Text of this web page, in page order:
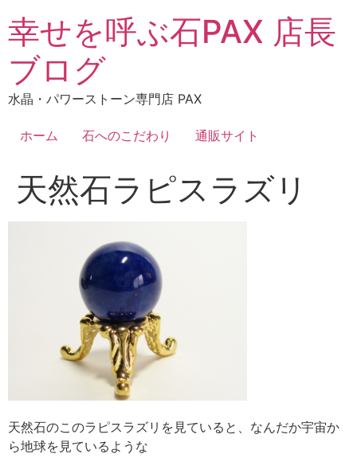
ン
ン
に
幸せを呼ぶ石PAX 店長
ブログ
水晶・パワーストーン専門店 PAX
ホーム 石へのこだわり 通販サイト
天然石ラピスラズリ
天然石のこのラピスラズリを見ていると、なんだか宇宙か
ら地球を見ているような